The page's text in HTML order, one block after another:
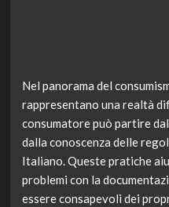
Nel panorama del
rappresentano una realtà
consumatore può partire
dalla conoscenza delle
Italiano. Queste pratiche
problemi con la
essere consapevoli dei